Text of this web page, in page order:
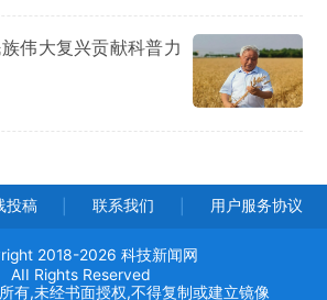
伟大复兴贡献科普力
投稿 联系我们 用户服务协议
2018-2026 科技新闻网
AII Rights Reserved
有,未经书面授权,不得复制或建立镜像